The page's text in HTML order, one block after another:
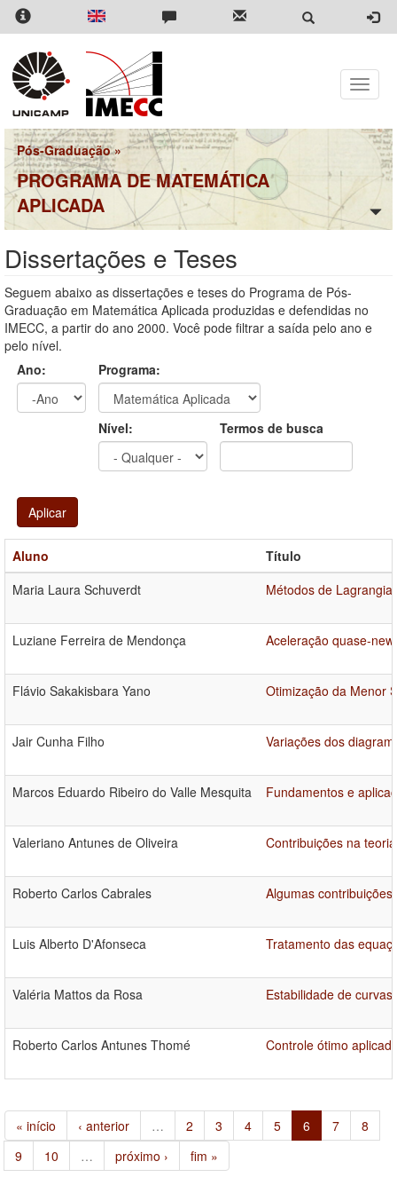
Pular
para
conteúdo
principal
Toggle
Pós-Graduação»
PROGRAMA DE MATEMÁTICA
APLICADA
Dissertações e Teses
Seguem abaixo as dissertações e teses do Programa de Pós-
Graduação em Matemática Aplicada produzidas e defendidas no
IMECC, a partir do ano 2000. Você pode filtrar a saída pelo ano e
pelo nível.
Ano:
Programa:
Nível: Termos de busca
Aplicar
Aluno
Título
Maria Laura Schuverdt
Métodos de
Luziane Ferreira de Mendonça Aceleração quase-
Flávio Sakakisbara Yano Otimização da Menor
Jair Cunha Filho Variações dos
Marcos Eduardo Ribeiro do Valle Mesquita Fundamentos e
Valeriano Antunes de Oliveira Contribuições na
Roberto Carlos Cabrales Algumas
Luis Alberto D'Afonseca Tratamento das
Valéria Mattos da Rosa Estabilidade de
Roberto Carlos Antunes Thomé Controle ótimo
« início ‹ anterior … 2 3 4 5 6 7
8
9
10 … próximo › fim »